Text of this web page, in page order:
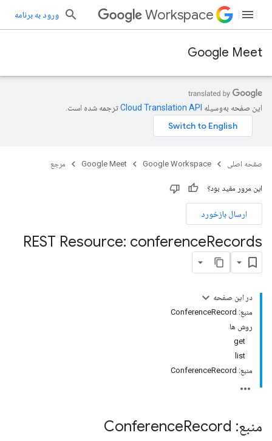
Workspace ورود به برنامه
Google Meet
این صفحه به‌وسیله ترجمه شده است.
صفحه اصلی Google Workspace
Google Meet مرجع
این مرور مفید بود؟
ارسال بازخورد
REST Resource: conferenceRecords
در این صفحه
منبع: ConferenceRecord
روش ها
get
list
منبع: ConferenceRecord
منبع: Conference Record